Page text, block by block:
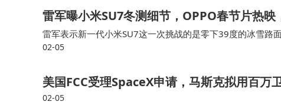
雷军曝小米SU7冬测细节，OPPO春节片热
雷军表示新一代小米SU7这一次挑战的是零下39度的冰雪路
示极端条件下测试非常不容易，向全行业所有参与冬测的汽
02-05
美国FCC受理SpaceX申请，马斯克拟用百万
02-05